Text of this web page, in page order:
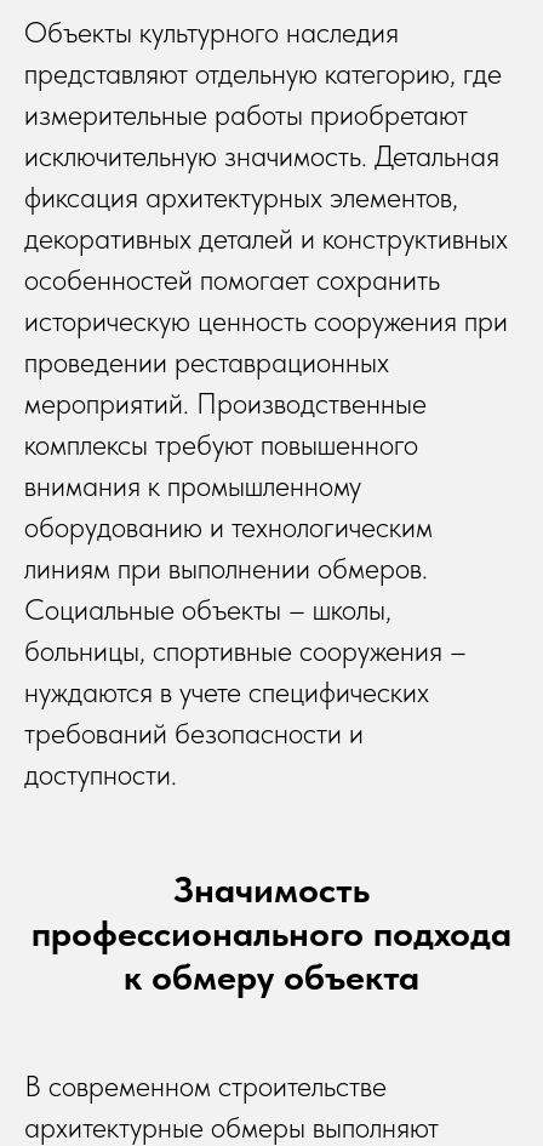
Объекты культурного наследия
представляют отдельную категорию, где
измерительные работы приобретают
исключительную значимость. Детальная
фиксация архитектурных элементов,
декоративных деталей и конструктивных
особенностей помогает сохранить
историческую ценность сооружения при
проведении реставрационных
мероприятий. Производственные
комплексы требуют повышенного
внимания к промышленному
оборудованию и технологическим
линиям при выполнении обмеров.
Социальные объекты – школы,
больницы, спортивные сооружения –
нуждаются в учете специфических
требований безопасности и
доступности.
Значимость
профессионального подхода
к обмеру объекта
В современном строительстве
архитектурные обмеры выполняют